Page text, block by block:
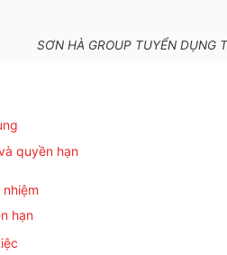
SƠN HÀ GROUP TUYỂN DỤNG
quyền hạn
nhiệm
hạn